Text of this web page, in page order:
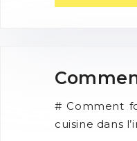
# Comment
cuisine dans